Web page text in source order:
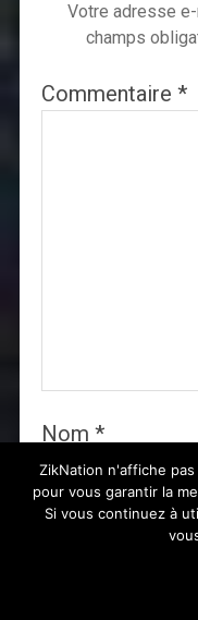
Votre adresse
champs
Commentaire *
Nom *
ZikNation n'affiche
pour vous garantir la
Si vous continuez à